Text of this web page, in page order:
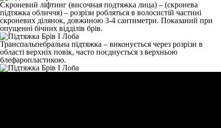
Скроневий ліфтинг (височная подтяжка лица) – (скронева
підтяжка обличчя) – розрізи робляться в волосистій частині
скроневих ділянок, довжиною 3-4 сантиметри. Показаний при
опущенні бічних відділів брів.
Транспальпебральна підтяжка – виконується через розрізи в
області верхніх повік, часто поєднується з верхньою
блефаропластикою.